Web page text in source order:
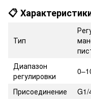
📋
Тип
Диапазон
регулировки
Присоединение
G1/